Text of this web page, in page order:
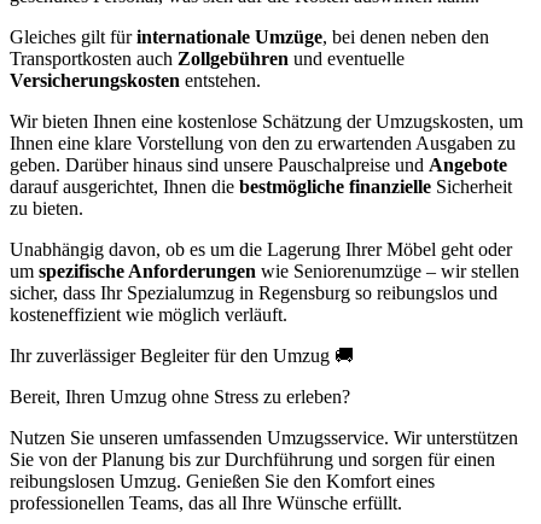
Gleiches gilt fürinternationale Umzüge, bei denen neben den
Transportkosten auch Zollgebühren und eventuelle
Versicherungskosten entstehen.
Wir bieten Ihnen eine kostenlose Schätzung der Umzugskosten, um
Ihnen eine klare Vorstellung von den zu erwartenden Ausgaben zu
geben. Darüber hinaus sind unsere Pauschalpreise und Angebote
darauf ausgerichtet, Ihnen die bestmögliche finanzielle Sicherheit
zu bieten.
Unabhängig davon, ob es um die Lagerung Ihrer Möbel geht oder
um spezifische Anforderungen wie Seniorenumzüge – wir stellen
sicher, dass Ihr Spezialumzug in Regensburg so reibungslos und
kosteneffizient wie möglich verläuft.
Ihr zuverlässiger Begleiter für den Umzug 🚚
Bereit, Ihren Umzug ohne Stress zu erleben?
Nutzen Sie unseren umfassenden Umzugsservice. Wir unterstützen
Sie von der Planung bis zur Durchführung und sorgen für einen
reibungslosen Umzug. Genießen Sie den Komfort eines
professionellen Teams, das all Ihre Wünsche erfüllt.